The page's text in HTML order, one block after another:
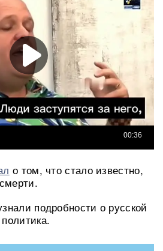
о том, что стало известно,
подробности о русской